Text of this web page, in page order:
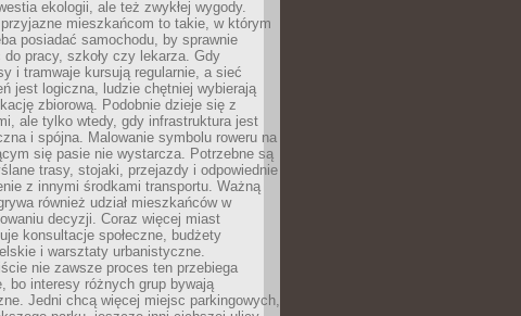
ekologii, ale też zwykłej wygody.
mieszkańcom to takie, w którym
posiadać samochodu, by sprawnie
do pracy, szkoły czy lekarza. Gdy
i tramwaje kursują regularnie, a sieć
jest logiczna, ludzie chętniej wybierają
zbiorową. Podobnie dzieje się z
ale tylko wtedy, gdy infrastruktura jest
i spójna. Malowanie symbolu roweru na
się pasie nie wystarcza. Potrzebne są
trasy, stojaki, przejazdy i odpowiednie
z innymi środkami transportu. Ważną
również udział mieszkańców w
decyzji. Coraz więcej miast
konsultacje społeczne, budżety
i warsztaty urbanistyczne.
nie zawsze proces ten przebiega
bo interesy różnych grup bywają
Jedni chcą więcej miejsc parkingowych,